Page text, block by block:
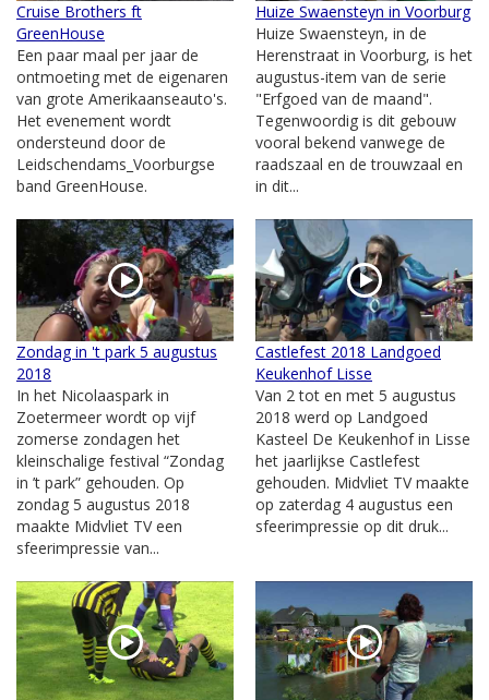
Cruise Brothers ft
GreenHouse
Een paar maal per jaar de
ontmoeting met de eigenaren
van grote Amerikaanseauto's.
Het evenement wordt
ondersteund door de
Leidschendams_Voorburgse
band GreenHouse.
Huize Swaensteyn in Voorburg
Huize Swaensteyn, in de
Herenstraat in Voorburg, is het
augustus-item van de serie
"Erfgoed van de maand".
Tegenwoordig is dit gebouw
vooral bekend vanwege de
raadszaal en de trouwzaal en
in dit...
Zondag in 't park 5 augustus
2018
In het Nicolaaspark in
Zoetermeer wordt op vijf
zomerse zondagen het
kleinschalige festival “Zondag
in ’t park” gehouden. Op
zondag 5 augustus 2018
maakte Midvliet TV een
sfeerimpressie van...
Castlefest 2018 Landgoed
Keukenhof Lisse
Van 2 tot en met 5 augustus
2018 werd op Landgoed
Kasteel De Keukenhof in Lisse
het jaarlijkse Castlefest
gehouden. Midvliet TV maakte
op zaterdag 4 augustus een
sfeerimpressie op dit druk...